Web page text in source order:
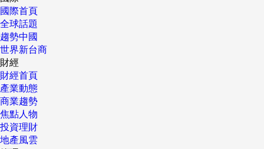
國際首頁
全球話題
趨勢中國
世界新台商
財經
財經首頁
產業動態
商業趨勢
焦點人物
投資理財
地產風雲